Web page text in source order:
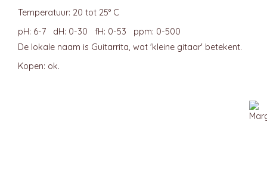
Temperatuur: 20 tot 25° C
pH: 6-7 dH: 0-30 fH: 0-53 ppm: 0-500
De lokale naam is Guitarrita, wat 'kleine gitaar' betekent.
Kopen: ok.